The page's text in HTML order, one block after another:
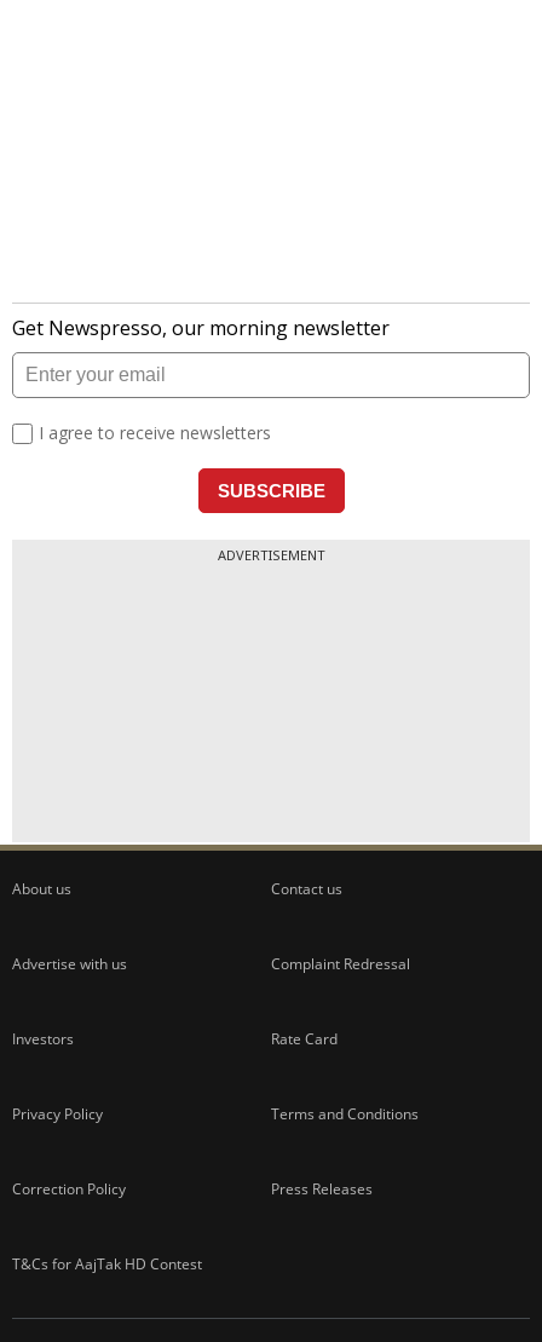
ADVERTISEMENT
About us Contact us
Advertise with us Complaint Redressal
Investors Rate Card
Privacy Policy Terms and Conditions
Correction Policy Press Releases
T&Cs for AajTak HD Contest